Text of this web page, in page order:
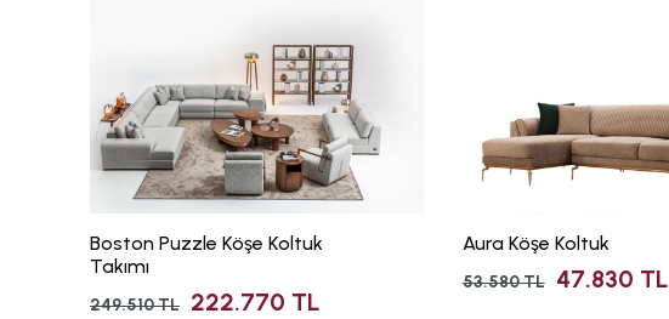
Boston Puzzle Köşe Koltuk
Takımı
249.510 TL 222.770 TL
Aura Köşe Koltuk
53.580 TL 47.830 TL